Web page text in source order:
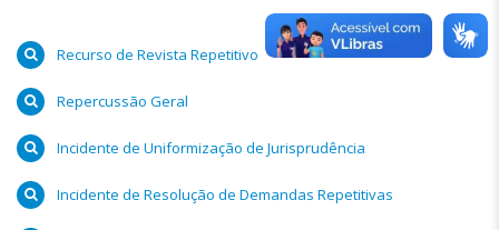
Recurso de Revista Repetitivo
Repercussão Geral
Incidente de Uniformização de Jurisprudência
Incidente de Resolução de Demandas Repetitivas